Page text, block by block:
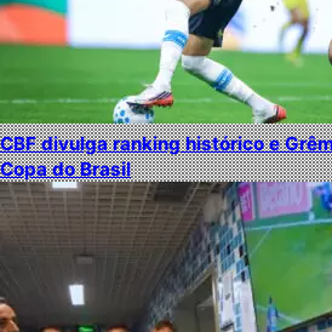
CBF divulga ranking histórico e
Copa do Brasil